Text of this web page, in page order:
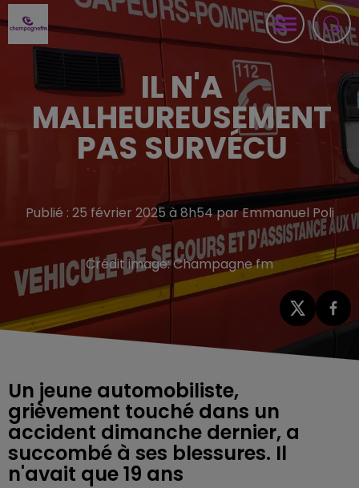
IL N'A
MALHEUREUSEMENT
PAS SURVÉCU
Publié : 25 février 2025 à 8h54 par Emmanuel Poli
Crédit image:Champagne fm
Un jeune automobiliste,
grièvement touché dans un
accident dimanche dernier, a
succombé à ses blessures. Il
n'avait que 19 ans